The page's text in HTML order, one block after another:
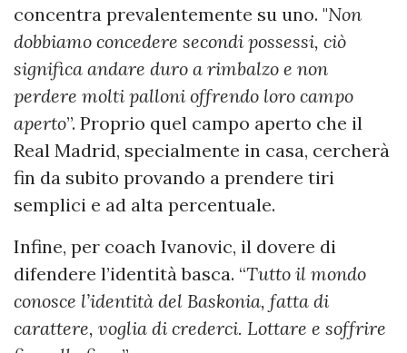
concentra prevalentemente su uno. "Non
dobbiamo concedere secondi possessi, ciò
significa andare duro a rimbalzo e non
perdere molti palloni offrendo loro campo
aperto”. Proprio quel campo aperto che il
Real Madrid, specialmente in casa, cercherà
fin da subito provando a prendere tiri
semplici e ad alta percentuale.
Infine, per coach Ivanovic, il dovere di
difendere l’identità basca. “Tutto il mondo
conosce l’identità del Baskonia, fatta di
carattere, voglia di crederci. Lottare e soffrire